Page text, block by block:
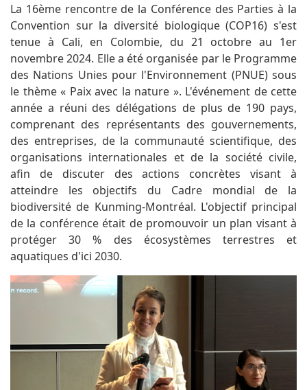
La 16ème rencontre de la Conférence des Parties à la
Convention sur la diversité biologique (COP16) s'est
tenue à Cali, en Colombie, du 21 octobre au 1er
novembre 2024. Elle a été organisée par le Programme
des Nations Unies pour l'Environnement (PNUE) sous
le thème « Paix avec la nature ». L'événement de cette
année a réuni des délégations de plus de 190 pays,
comprenant des représentants des gouvernements,
des entreprises, de la communauté scientifique, des
organisations internationales et de la société civile,
afin de discuter des actions concrètes visant à
atteindre les objectifs du Cadre mondial de la
biodiversité de Kunming-Montréal. L'objectif principal
de la conférence était de promouvoir un plan visant à
protéger 30 % des écosystèmes terrestres et
aquatiques d'ici 2030.